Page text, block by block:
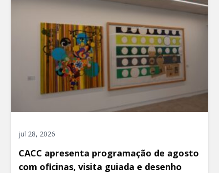
jul 28, 2026
CACC apresenta programação de agosto
com oficinas, visita guiada e desenho